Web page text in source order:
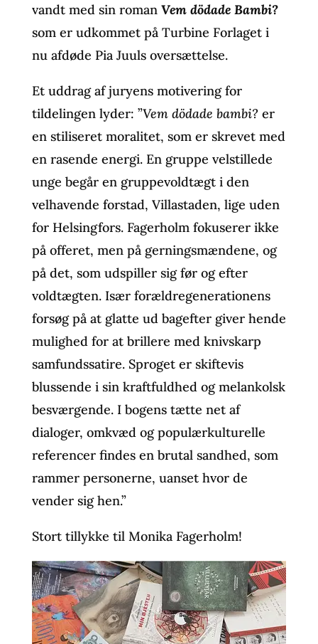
vandt med sin roman Vem dödade Bambi?
som er udkommet på Turbine Forlaget i
nu afdøde Pia Juuls oversættelse.
Et uddrag af juryens motivering for
tildelingen lyder: ”Vem dödade bambi?er
en stiliseret moralitet, som er skrevet med
en rasende energi. En gruppe velstillede
unge begår en gruppevoldtægt i den
velhavende forstad, Villastaden, lige uden
for Helsingfors. Fagerholm fokuserer ikke
på offeret, men på gerningsmændene, og
på det, som udspiller sig før og efter
voldtægten. Især forældregenerationens
forsøg på at glatte ud bagefter giver hende
mulighed for at brillere med knivskarp
samfundssatire. Sproget er skiftevis
blussende i sin kraftfuldhed og melankolsk
besværgende. I bogens tætte net af
dialoger, omkvæd og populærkulturelle
referencer findes en brutal sandhed, som
rammer personerne, uanset hvor de
vender sig hen.”
Stort tillykke til Monika Fagerholm!